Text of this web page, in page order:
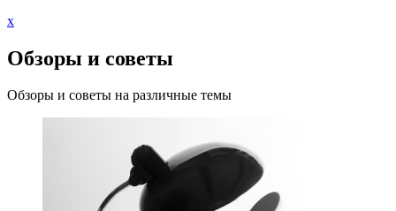
xClose
Обзоры и советы
Обзоры и советы на различные темы